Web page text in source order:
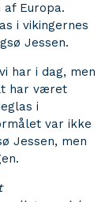
Europa.
i vikingernes
Jessen.
har i dag, men
har været
i
var ikke
Jessen, men